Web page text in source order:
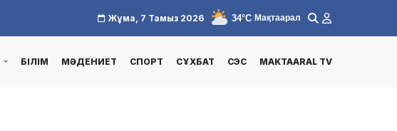
Жұма, 7 Тамыз 2026 34°C Мақтаарал
БІЛІМ МӘДЕНИЕТ СПОРТ СҰХБАТ СЭС MAKTAARAL TV